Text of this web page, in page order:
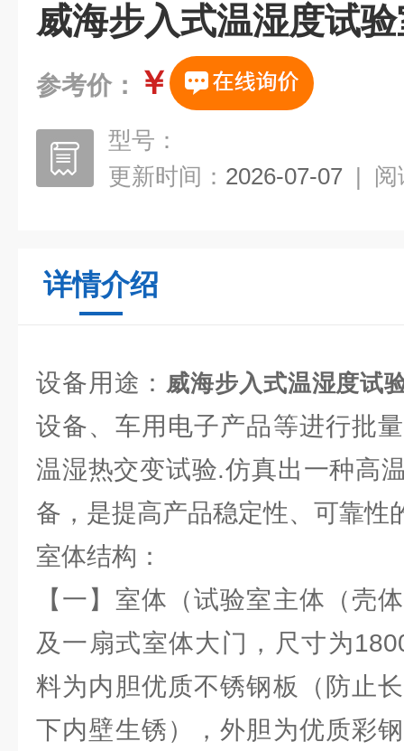
威海步入式温湿度试
参考价： ￥
型号：
更新时间： 2026-07-07 | 阅
详情介绍
设备用途： 威海步入式温湿度试
设备、车用电子产品等进行批
温湿热交变试验.仿真出一种高
备，是提高产品稳定性、可靠性
室体结构：
【一】室体（试验室主体（壳
及一扇式室体大门，尺寸为
料为内胆优质不锈钢板（防止
下内壁生锈），外胆为优质彩